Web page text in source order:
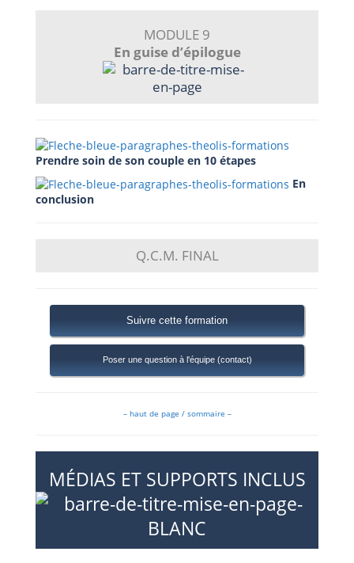
MODULE 9
En guise d’épilogue
Prendre soin de son couple en 10 étapes
En
conclusion
Q.C.M. FINAL
Suivre cette formation
Poser une question à l'équipe (contact)
– haut de page / sommaire –
MÉDIAS ET SUPPORTS INCLUS